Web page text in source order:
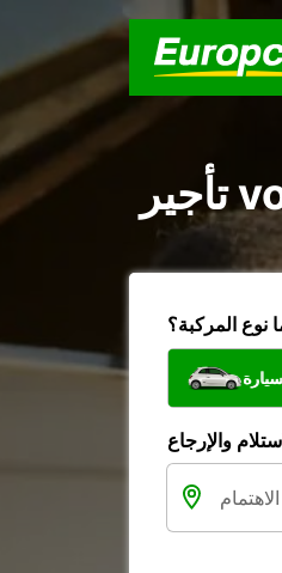
نوع المركبة؟
سيارة
والإرجاع